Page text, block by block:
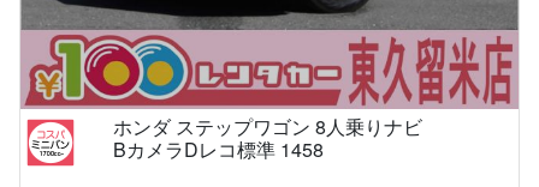
ホンダ ステップワゴン 8人乗りナビ
BカメラDレコ標準 1458